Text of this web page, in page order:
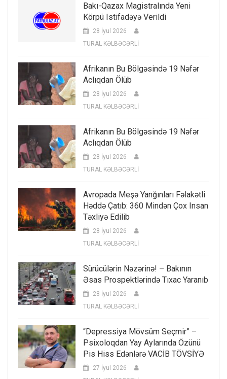
Bakı-Qazax Magistralında Yeni
Körpü Istifadəyə Verildi
28 İyul 2026
TURAL KƏLBƏCƏRLİ
Afrikanın Bu Bölgəsində 19 Nəfər
Aclıqdan Ölüb
28 İyul 2026
TURAL KƏLBƏCƏRLİ
Afrikanın Bu Bölgəsində 19 Nəfər
Aclıqdan Ölüb
28 İyul 2026
TURAL KƏLBƏCƏRLİ
Avropada Meşə Yanğınları Fəlakətli
Həddə Çatıb: 360 Mindən Çox Insan
Təxliyə Edilib
28 İyul 2026
TURAL KƏLBƏCƏRLİ
Sürücülərin Nəzərinə! – Bakının
Əsas Prospektlərində Tıxac Yaranıb
28 İyul 2026
TURAL KƏLBƏCƏRLİ
“Depressiya Mövsüm Seçmir” –
Psixoloqdan Yay Aylarında Özünü
Pis Hiss Edənlərə VACİB TÖVSİYƏ
27 İyul 2026